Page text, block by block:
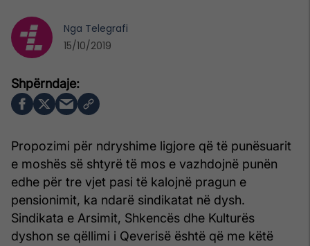
Propozimi për ndryshime ligjore që të punësuarit
e moshës së shtyrë të mos e vazhdojnë punën
edhe për tre vjet pasi të kalojnë pragun e
pensionimit, ka ndarë sindikatat në dysh.
Sindikata e Arsimit, Shkencës dhe Kulturës
dyshon se qëllimi i Qeverisë është që me këtë
Nga Telegrafi
15/10/2019